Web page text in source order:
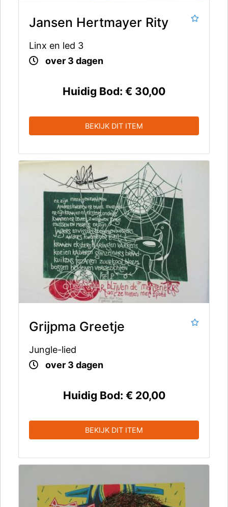
Jansen Hertmayer Rity
Linx en led 3
over 3 dagen
Huidig Bod: € 30,00
BEKIJK DIT ITEM
Grijpma Greetje
Jungle-lied
over 3 dagen
Huidig Bod: € 20,00
BEKIJK DIT ITEM